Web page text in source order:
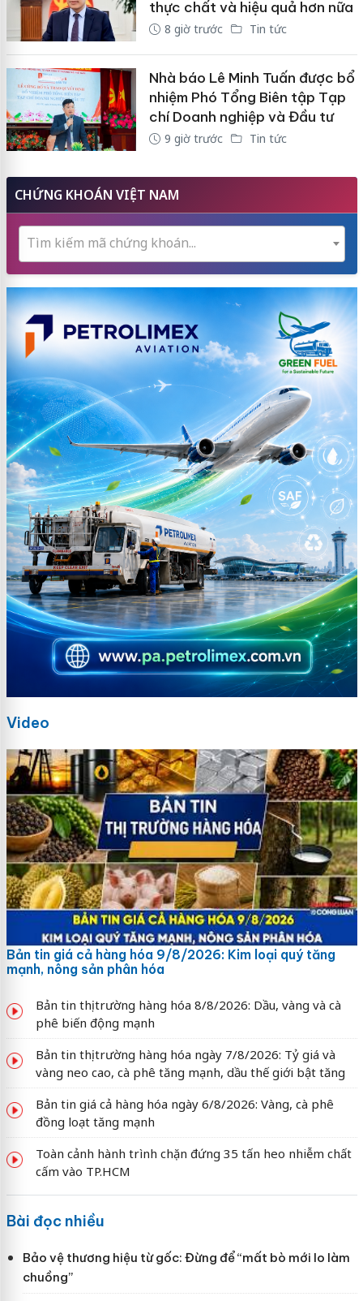
thực chất và hiệu quả hơn nữa
8 giờ trước Tin tức
Nhà báo Lê Minh Tuấn được bổ
nhiệm Phó Tổng Biên tập Tạp
chí Doanh nghiệp và Đầu tư
9 giờ trước Tin tức
CHỨNG KHOÁN VIỆT NAM
Tìm kiếm mã chứng khoán...
Video
Bản tin giá cả hàng hóa 9/8/2026: Kim loại quý tăng
mạnh, nông sản phân hóa
Bản tin thị trường hàng hóa 8/8/2026: Dầu, vàng và cà
phê biến động mạnh
Bản tin thị trường hàng hóa ngày 7/8/2026: Tỷ giá và
vàng neo cao, cà phê tăng mạnh, dầu thế giới bật tăng
Bản tin giá cả hàng hóa ngày 6/8/2026: Vàng, cà phê
đồng loạt tăng mạnh
Toàn cảnh hành trình chặn đứng 35 tấn heo nhiễm chất
cấm vào TP.HCM
Bài đọc nhiều
Bảo vệ thương hiệu từ gốc: Đừng để “mất bò mới lo làm
chuồng”